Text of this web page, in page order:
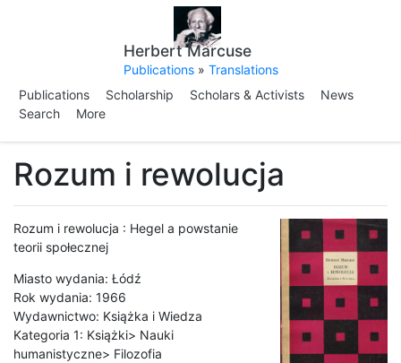
Herbert Marcuse
Publications» Translations
Publications
Scholarship Scholars & Activists
News
Search
More
Rozum i rewolucja
Rozum i rewolucja : Hegel a powstanie
teorii społecznej
Miasto wydania: Łódź
Rok wydania: 1966
Wydawnictwo: Książka i Wiedza
Kategoria 1: Książki> Nauki
humanistyczne> Filozofia